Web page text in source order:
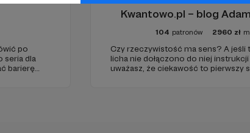
po
seria dla
barierę
Kwantowo.pl – blog
104 patronów 2960 zł
Czy rzeczywistość ma sens? A jeśli
licha nie dołączono do niej
uważasz, że ciekawość to pierwszy